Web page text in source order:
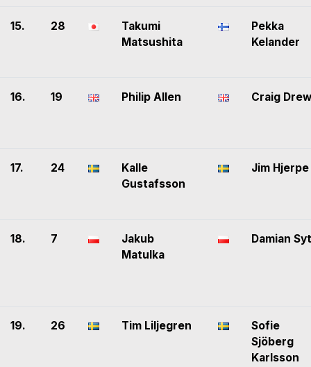
15. 28
Takumi
Matsushita
Pekka
Kelander
16. 19 Philip Allen Craig Drew
17. 24
Kalle
Gustafsson
Jim Hjerpe
18. 7
Jakub
Matulka
Damian
19. 26 Tim Liljegren
Sofie
Sjöberg
Karlsson